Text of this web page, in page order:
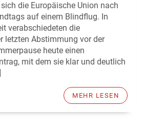
die Europäische Union nach
auf einem Blindflug. In
verabschiedeten die
letzten Abstimmung vor der
heute einen
mit dem sie klar und deutlich
MEHR LESEN